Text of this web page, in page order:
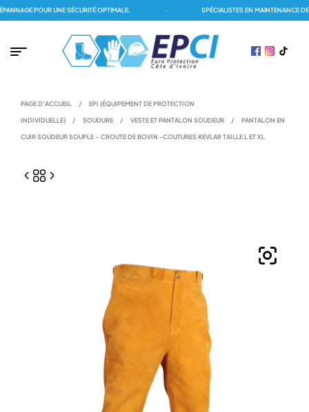
POUR UNE SÉCURITÉ OPTIMALE. SPÉCIALISTES EN MAINTENANCE DES
PAGE D'ACCUEIL / EPI (ÉQUIPEMENT DE PROTECTION
INDIVIDUELLE) / SOUDURE / VESTE ET PANTALON SOUDEUR / PANTALON EN
CUIR SOUDEUR SOUPLE – CROUTE DE BOVIN -COUTURES KEVLAR TAILLE L ET XL